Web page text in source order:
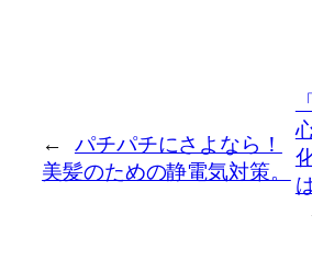
←
パチパチにさよなら！
美髪のための静電気対策。